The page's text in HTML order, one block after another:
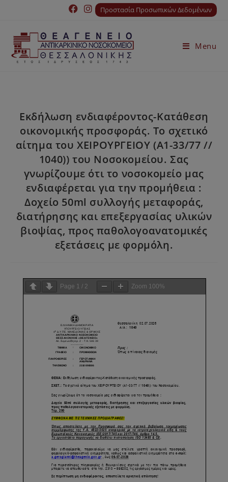
Προστασία Προσωπικών Δεδομένων
Menu
Εκδήλωση ενδιαφέροντος-Κατάθεση
οικονομικής προσφοράς. Το σχετικό
αίτημα του ΧΕΙΡΟΥΡΓΕΙΟΥ (Α1-33/77 //
1040)) του Νοσοκομείου. Σας
γνωρίζουμε ότι το νοσοκομείο μας
ενδιαφέρεται για την προμήθεια :
Δοχείο 50ml συλλογής μεταφοράς,
διατήρησης και επεξεργασίας υλικών
βιοψίας, προς παθολογοανατομικές
εξετάσεις με φορμόλη.
Page 1 / 2 Zoom 100%